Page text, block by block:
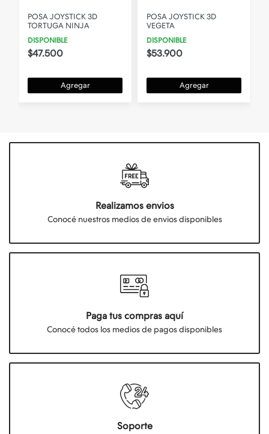
POSA JOYSTICK 3D
TORTUGA NINJA
DISPONIBLE
$47.500
Agregar
POSA JOYSTICK 3D
VEGETA
DISPONIBLE
$53.900
Agregar
Realizamos envios
Conocé nuestros medios de envios disponibles
Paga tus compras aquí
Conocé todos los medios de pagos disponibles
Soporte